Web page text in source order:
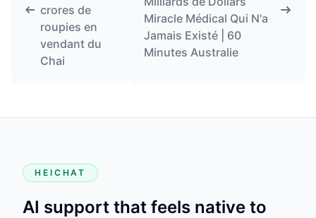
crores de
roupies en
vendant du
Chai
Miracle Médical Qui N'a
Jamais Existé | 60
Minutes Australie
HEICHAT
AI support that feels native to